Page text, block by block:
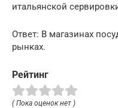
итальянской
Ответ: В магазинах
рынках.
Рейтинг
( Пока оценок нет )